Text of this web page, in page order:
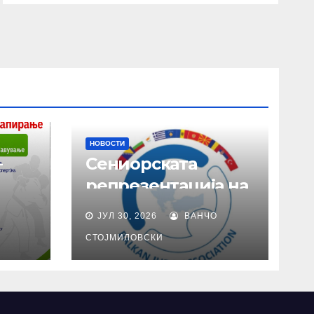
НОВОСТИ
Сениорската
репрезентација на
балканско во
Тирана
ЈУЛ 30, 2026 ВАНЧО
СТОЈМИЛОВСКИ